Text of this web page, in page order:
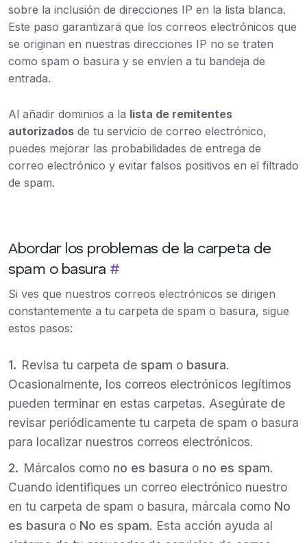
sobre la inclusión de direcciones IP en la lista blanca.
Este paso garantizará que los correos electrónicos que
se originan en nuestras direcciones IP no se traten
como spam o basura y se envíen a tu bandeja de
entrada.
Al añadir dominios a la lista de remitentes
autorizados de tu servicio de correo electrónico,
puedes mejorar las probabilidades de entrega de
correo electrónico y evitar falsos positivos en el filtrado
de spam.
Abordar los problemas de la carpeta de
spam o basura #
Si ves que nuestros correos electrónicos se dirigen
constantemente a tu carpeta de spam o basura, sigue
estos pasos:
Revisa tu carpeta de spam o basura.
Ocasionalmente, los correos electrónicos legítimos
pueden terminar en estas carpetas. Asegúrate de
revisar periódicamente tu carpeta de spam o basura
para localizar nuestros correos electrónicos.
Márcalos como no es basura o no es spam.
Cuando identifiques un correo electrónico nuestro
en tu carpeta de spam o basura, márcala como No
es basura o No es spam. Esta acción ayuda al